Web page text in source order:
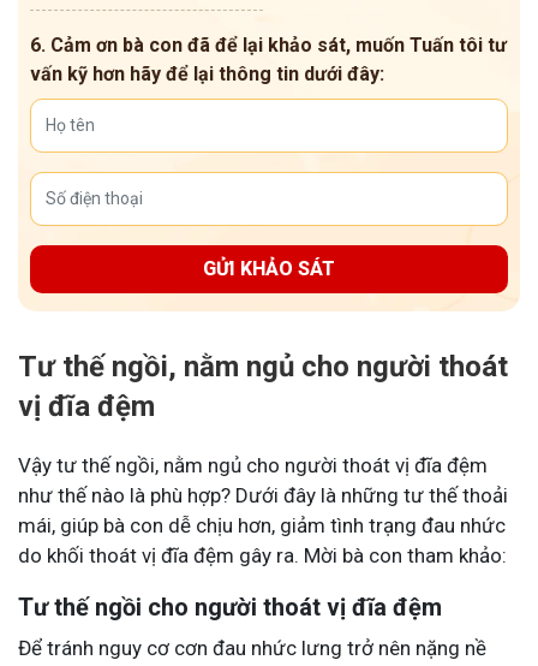
6. Cảm ơn bà con đã để lại khảo sát, muốn Tuấn tôi tư
vấn kỹ hơn hãy để lại thông tin dưới đây:
GỬI KHẢO SÁT
Tư thế ngồi, nằm ngủ cho người thoát
vị đĩa đệm
Vậy tư thế ngồi, nằm ngủ cho người thoát vị đĩa đệm
như thế nào là phù hợp? Dưới đây là những tư thế thoải
mái, giúp bà con dễ chịu hơn, giảm tình trạng đau nhức
do khối thoát vị đĩa đệm gây ra. Mời bà con tham khảo:
Tư thế ngồi cho người thoát vị đĩa đệm
Để tránh nguy cơ cơn đau nhức lưng trở nên nặng nề